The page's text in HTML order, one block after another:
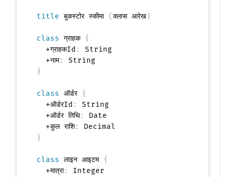
title बुकस्टोर स्कीमा (क्लास आरेख)
class ग्राहक {
  +ग्राहकId
:
String
  +नाम
:
}
class ऑर्डर {
  +ऑर्डरId
:
String
  +ऑर्डर तिथि
:
Date
  +कुल राशि
:
}
class लाइन आइटम {
  +मात्रा
:
Integer